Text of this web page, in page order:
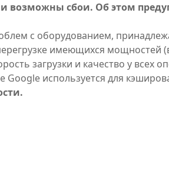
возможны сбои. Об этом
с оборудованием,
имеющихся мощностей
загрузки и качество у всех
используется для